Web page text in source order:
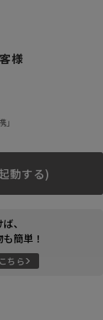
様
動する)
、
簡単！
ちら